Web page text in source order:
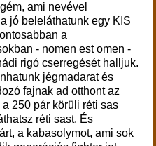
ami nevével
jó beleláthatunk egy KIS
a
- nomen est omen -
rigó cserregését halljuk.
jégmadarat és
fajnak ad otthont az
250 pár körüli réti sas
réti sast. És
a kabasolymot, ami sok